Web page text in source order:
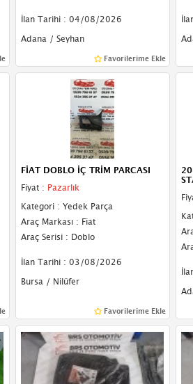
İlan Tarihi : 04/08/2026
Adana / Seyhan
Favorilerime Ekle
FİAT DOBLO İÇ TRİM PARCASI
Fiyat : Pazarlık
Kategori : Yedek Parça
Araç Markası : Fiat
Araç Serisi : Doblo
İlan Tarihi : 03/08/2026
Bursa / Nilüfer
Favorilerime Ekle